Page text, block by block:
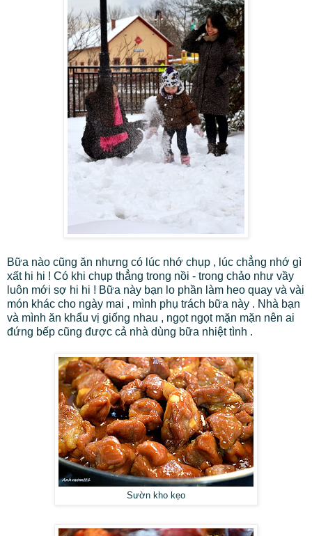
Bữa nào cũng ăn nhưng có lúc nhớ chụp , lúc chẳng nhớ gì
xất hi hi ! Có khi chụp thẳng trong nồi - trong chảo như vầy
luôn mới sợ hi hi ! Bữa này bạn lo phần làm heo quay và vài
món khác cho ngày mai , mình phụ trách bữa này . Nhà bạn
và mình ăn khẩu vị giống nhau , ngọt ngọt mặn mặn nên ai
đứng bếp cũng được cả nhà dùng bữa nhiệt tình .
Sườn kho kẹo